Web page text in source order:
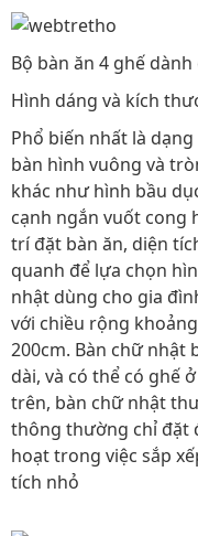
Bộ bàn ăn 4 ghế
Hình dáng và kích
Phổ biến nhất là
bàn hình vuông và
khác như hình bầu
cạnh ngắn vuốt cong
trí đặt bàn ăn, diện
quanh để lựa chọn
nhật dùng cho gia
với chiều rộng
200cm. Bàn chữ nhật
dài, và có thể có ghế
trên, bàn chữ nhật
thông thường chỉ đặt
hoạt trong việc sắp
tích nhỏ